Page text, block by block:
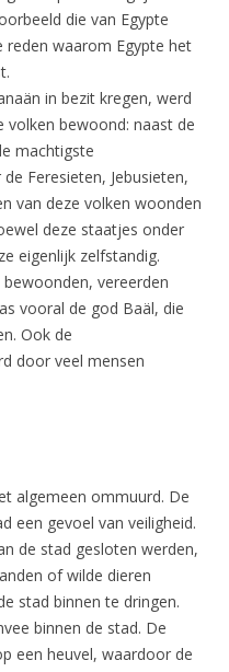
die van Egypte
waarom Egypte het
in bezit kregen, werd
volken bewoond: naast de
machtigste
Feresieten, Jebusieten,
van deze volken woonden
deze staatjes onder
eigenlijk zelfstandig.
vereerden
vooral de god Baäl, die
Ook de
door veel mensen
algemeen ommuurd. De
een gevoel van veiligheid.
de stad gesloten werden,
of wilde dieren
stad binnen te dringen.
binnen de stad. De
een heuvel, waardoor de